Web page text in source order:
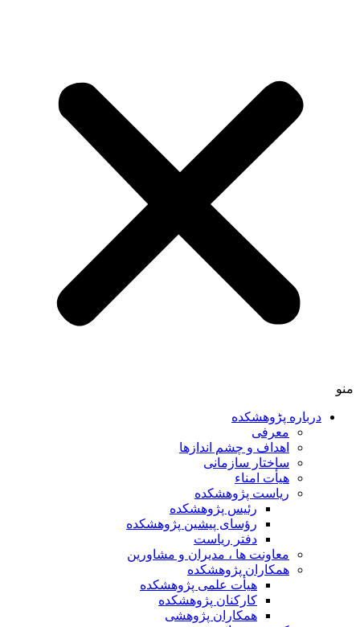
منو
درباره پڑوهشکده
معرفی
اهداف و چشم اندازها
ساختار سازمانی
هیأت امناء
ریاست پژوهشکده
رئیس پژوهشکده
رؤسای پیشین پژوهشکده
دفتر ریاست
معاونت ها ، مدیران و مشاورین
همکاران پژوهشکده
هیأت علمی پژوهشکده
کارکنان پژوهشکده
همکاران پژوهشی